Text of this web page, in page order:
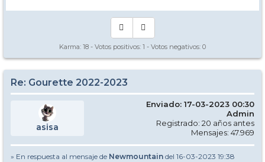
Karma: 18 - Votos positivos: 1 - Votos negativos: 0
Re: Gourette 2022-2023
asisa
Enviado: 17-03-2023 00:30
Admin
Registrado: 20 años antes
Mensajes: 47.969
» En respuesta al mensaje de Newmountain del 16-03-2023 19:38